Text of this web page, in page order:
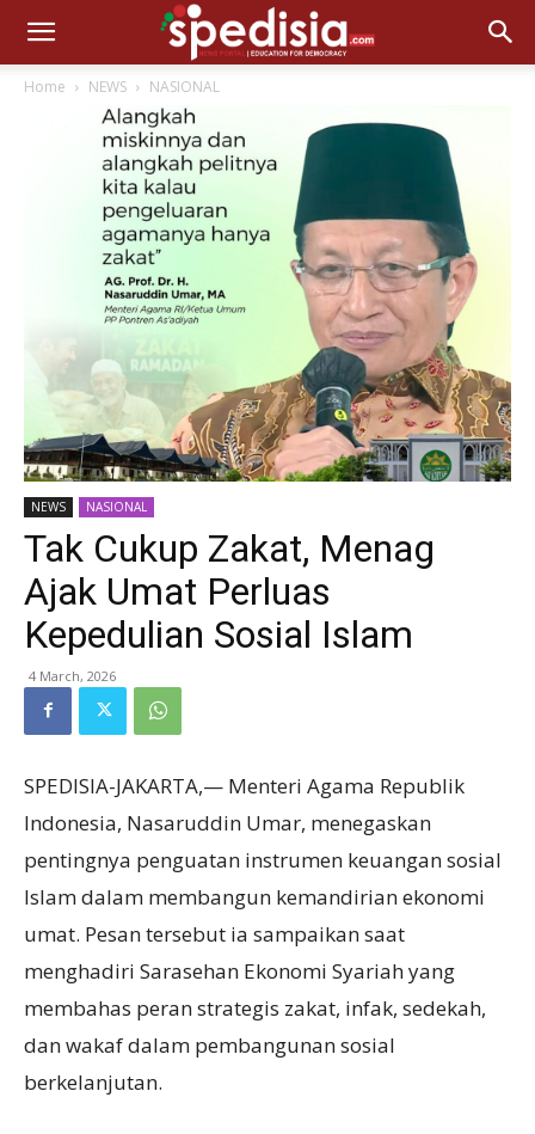
Home NEWS NASIONAL
NEWS NASIONAL
Tak Cukup Zakat, Menag
Ajak Umat Perluas
Kepedulian Sosial Islam
4 March, 2026
SPEDISIA-JAKARTA,— Menteri Agama Republik
Indonesia, Nasaruddin Umar, menegaskan
pentingnya penguatan instrumen keuangan sosial
Islam dalam membangun kemandirian ekonomi
umat. Pesan tersebut ia sampaikan saat
menghadiri Sarasehan Ekonomi Syariah yang
membahas peran strategis zakat, infak, sedekah,
dan wakaf dalam pembangunan sosial
berkelanjutan.